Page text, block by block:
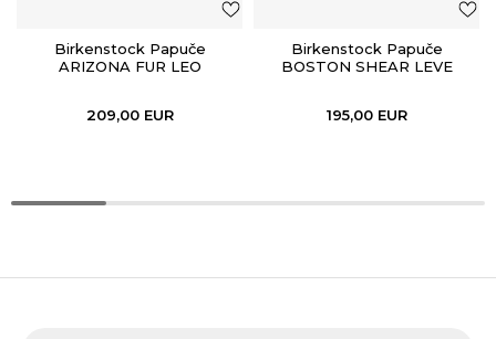
Birkenstock Papuče
ARIZONA FUR LEO
209,00 EUR
Birkenstock Papuče
BOSTON SHEAR LEVE
195,00 EUR